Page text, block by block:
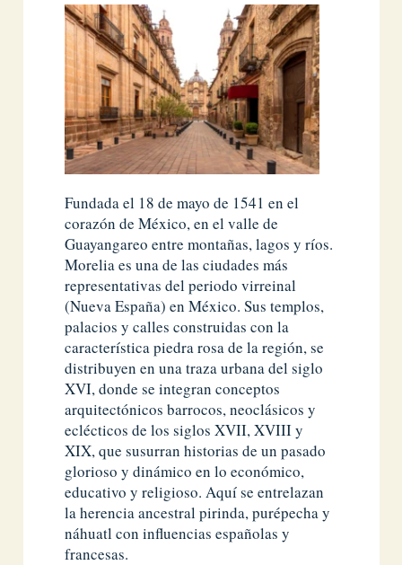
Fundada el 18 de mayo de 1541 en el
corazón de México, en el valle de
Guayangareo entre montañas, lagos y ríos.
Morelia es una de las ciudades más
representativas del periodo virreinal
(Nueva España) en México. Sus templos,
palacios y calles construidas con la
característica piedra rosa de la región, se
distribuyen en una traza urbana del siglo
XVI, donde se integran conceptos
arquitectónicos barrocos, neoclásicos y
eclécticos de los siglos XVII, XVIII y
XIX, que susurran historias de un pasado
glorioso y dinámico en lo económico,
educativo y religioso. Aquí se entrelazan
la herencia ancestral pirinda, purépecha y
náhuatl con influencias españolas y
francesas.